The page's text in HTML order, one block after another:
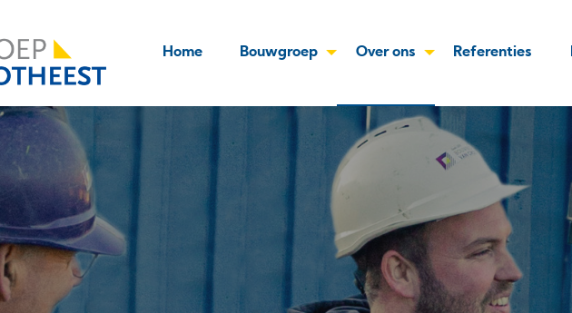
Home Bouwgroep Over ons Referenties